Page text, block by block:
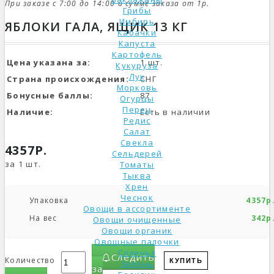
Грибы
Имбирь
Кабачки
Капуста
Картофель
Кукуруза
Лук
Морковь
Огурцы
Перец
Редис
Салат
Свекла
Сельдерей
Томаты
Тыква
Хрен
Чеснок
Овощи в ассортименте
Овощи очищенные
Овощи органик
Овощные палочки
Соленья
Зелень
При заказе с 7:00 до 14:00 и сумме заказа от 1р.
ЯБЛОКИ ГАЛА, ЯЩИК 13 КГ
Цена указана за:
1 шт.
Страна происхождения:
СНГ
Бонусные баллы:
87
Наличие:
Есть в наличии
4357Р.
за 1 шт.
Упаковка
На вес
Количество КУПИТЬ
Следить
за